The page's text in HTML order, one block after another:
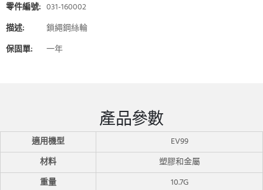
零件編號: 031-160002
描述:
鎖繩鋼絲輪
保固單:
一年
產品參數
適用機型
EV99
材料
塑膠和金屬
重量
10.7G